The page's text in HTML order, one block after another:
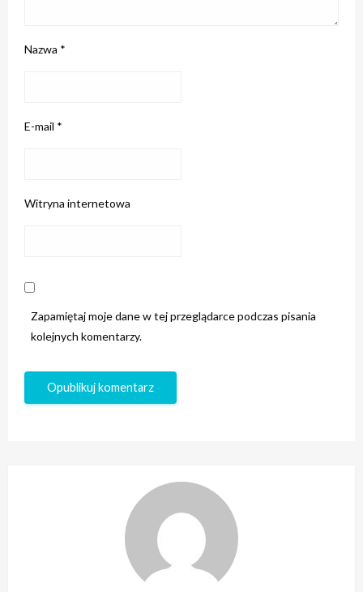
Nazwa *
E-mail *
Witryna internetowa
Zapamiętaj moje dane w tej przeglądarce podczas pisania
kolejnych komentarzy.